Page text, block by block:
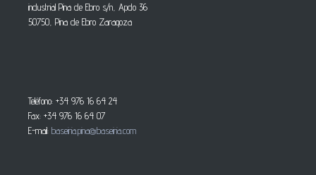
industrial Pina de Ebro s/n, Apdo 36
50750, Pina de Ebro Zaragoza
Teléfono: +34 976 16 64 24
Fax: +34 976 16 64 07
E-mail: baseiria.pina@baseiria.com